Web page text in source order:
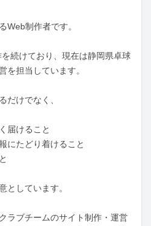
Web制作者です。
続けており、現在は静岡県卓球
を担当しています。
だけでなく、
届けること
にたどり着けること
としています。
ラブチームのサイト制作・運営